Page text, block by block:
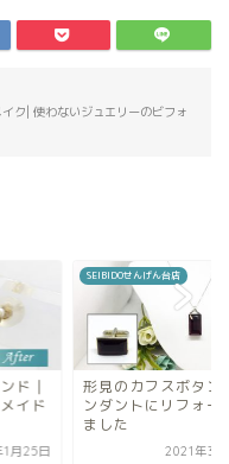
ク| 使わないジュエリーのビフォ
ド｜
イド
月25日
SEIBIDOせんげん台店
形見のカフスボタン
ンダントにリフォー
ました
2021年3